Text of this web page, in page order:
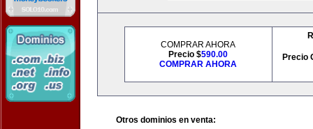
COMPRAR AHORA
Precio $590.00
COMPRAR AHORA
Precio
Otros dominios en venta: